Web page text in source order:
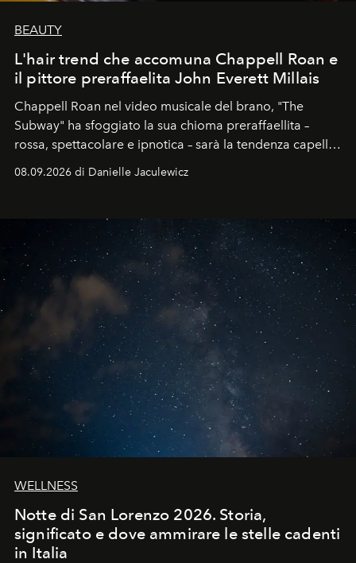
BEAUTY
L'hair trend che accomuna Chappell Roan e
il pittore preraffaelita John Everett Millais
Chappell Roan nel video musicale del brano, "The
Subway" ha sfoggiato la sua chioma preraffaellita –
rossa, spettacolare e ipnotica – sarà la tendenza capelli
08.09.2026 di Danielle Jaculewicz
WELLNESS
Notte di San Lorenzo 2026. Storia,
significato e dove ammirare le stelle cadenti
in Italia